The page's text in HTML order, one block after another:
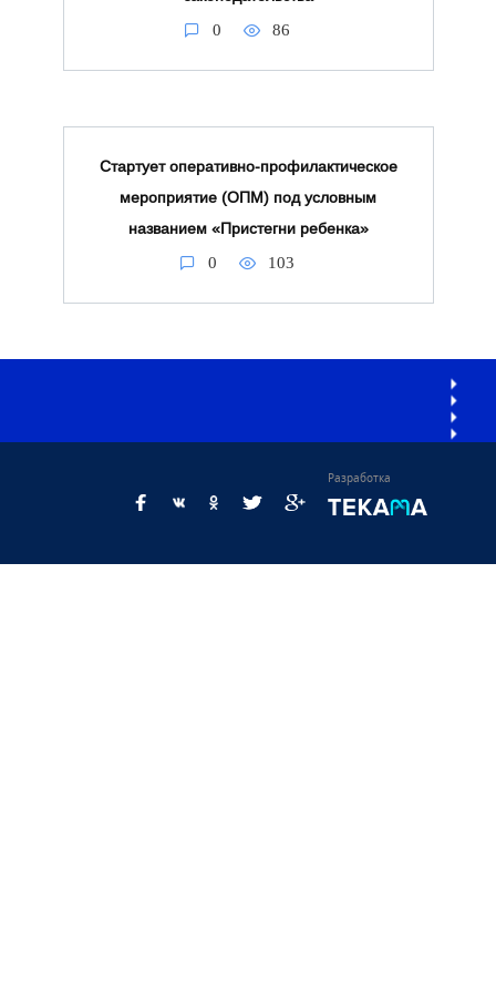
0 86
Стартует оперативно-профилактическое
мероприятие (ОПМ) под условным
названием «Пристегни ребенка»
0 103
Разработка